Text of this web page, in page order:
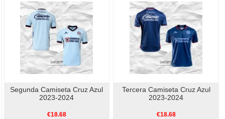
Segunda Camiseta Cruz Azul
2023-2024
€18.68
Tercera Camiseta Cruz Azul
2023-2024
€18.68